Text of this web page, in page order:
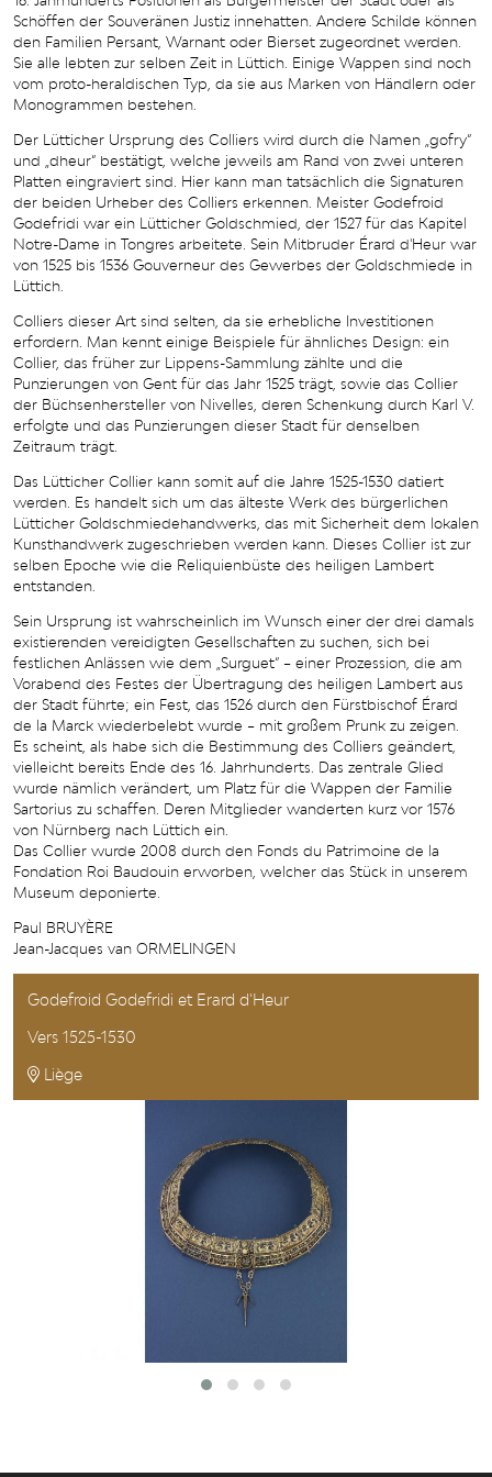
Schöffen der Souveränen Justiz innehatten. Andere Schilde können
den Familien Persant, Warnant oder Bierset zugeordnet werden.
Sie alle lebten zur selben Zeit in Lüttich. Einige Wappen sind noch
vom proto-heraldischen Typ, da sie aus Marken von Händlern oder
Monogrammen bestehen.
Der Lütticher Ursprung des Colliers wird durch die Namen „gofry“
und „dheur“ bestätigt, welche jeweils am Rand von zwei unteren
Platten eingraviert sind. Hier kann man tatsächlich die Signaturen
der beiden Urheber des Colliers erkennen. Meister Godefroid
Godefridi war ein Lütticher Goldschmied, der 1527 für das Kapitel
Notre-Dame in Tongres arbeitete. Sein Mitbruder Érard d'Heur war
von 1525 bis 1536 Gouverneur des Gewerbes der Goldschmiede in
Lüttich.
Colliers dieser Art sind selten, da sie erhebliche Investitionen
erfordern. Man kennt einige Beispiele für ähnliches Design: ein
Collier, das früher zur Lippens-Sammlung zählte und die
Punzierungen von Gent für das Jahr 1525 trägt, sowie das Collier
der Büchsenhersteller von Nivelles, deren Schenkung durch Karl V.
erfolgte und das Punzierungen dieser Stadt für denselben
Zeitraum trägt.
Das Lütticher Collier kann somit auf die Jahre 1525-1530 datiert
werden. Es handelt sich um das älteste Werk des bürgerlichen
Lütticher Goldschmiedehandwerks, das mit Sicherheit dem lokalen
Kunsthandwerk zugeschrieben werden kann. Dieses Collier ist zur
selben Epoche wie die Reliquienbüste des heiligen Lambert
entstanden.
Sein Ursprung ist wahrscheinlich im Wunsch einer der drei damals
existierenden vereidigten Gesellschaften zu suchen, sich bei
festlichen Anlässen wie dem „Surguet“ – einer Prozession, die am
Vorabend des Festes der Übertragung des heiligen Lambert aus
der Stadt führte; ein Fest, das 1526 durch den Fürstbischof Érard
de la Marck wiederbelebt wurde – mit großem Prunk zu zeigen.
Es scheint, als habe sich die Bestimmung des Colliers geändert,
vielleicht bereits Ende des 16. Jahrhunderts. Das zentrale Glied
wurde nämlich verändert, um Platz für die Wappen der Familie
Sartorius zu schaffen. Deren Mitglieder wanderten kurz vor 1576
von Nürnberg nach Lüttich ein.
Das Collier wurde 2008 durch den Fonds du Patrimoine de la
Fondation Roi Baudouin erworben, welcher das Stück in unserem
Museum deponierte.
Paul BRUYÈRE
Jean-Jacques van ORMELINGEN
Godefroid Godefridi et Erard d'Heur
Vers 1525-1530
Liège